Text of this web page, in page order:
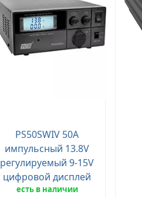
PS50SWIV 50А
импульсный 13.8V
регулируемый 9-15V
цифровой дисплей
есть в наличии